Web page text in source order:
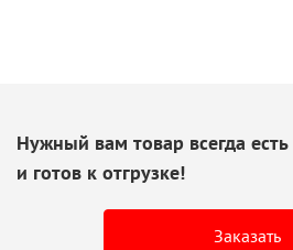
Нужный вам товар всегда есть
и готов к отгрузке!
Заказать